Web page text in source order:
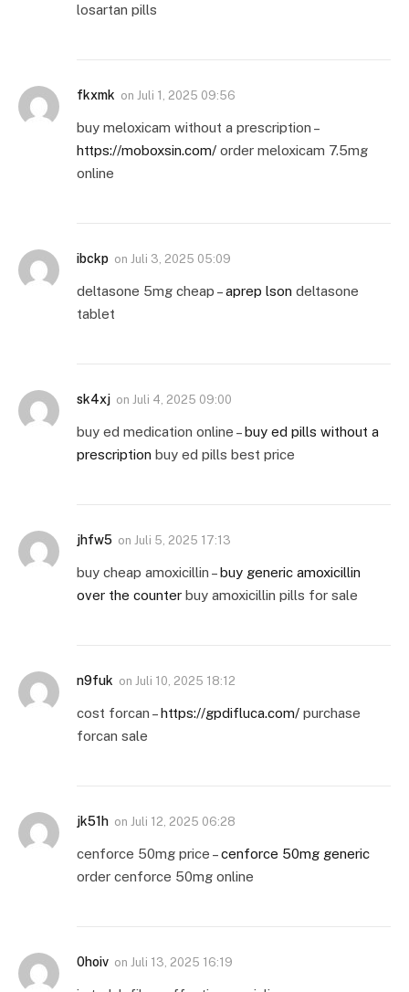
losartan pills
fkxmk on Juli 1, 2025 09:56
buy meloxicam without a prescription –
https://moboxsin.com/ order meloxicam 7.5mg
online
ibckp on Juli 3, 2025 05:09
deltasone 5mg cheap –aprep lson deltasone
tablet
sk4xj on Juli 4, 2025 09:00
buy ed medication online –buy ed pills without a
prescription buy ed pills best price
jhfw5 on Juli 5, 2025 17:13
buy cheap amoxicillin –buy generic amoxicillin
over the counter buy amoxicillin pills for sale
n9fuk on Juli 10, 2025 18:12
cost forcan –https://gpdifluca.com/ purchase
forcan sale
jk51h on Juli 12, 2025 06:28
cenforce 50mg price –cenforce 50mg generic
order cenforce 50mg online
0hoiv on Juli 13, 2025 16:19